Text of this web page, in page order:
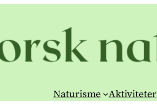
Naturisme Aktiviteter